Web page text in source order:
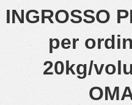
INGROSSO
per
20kg/